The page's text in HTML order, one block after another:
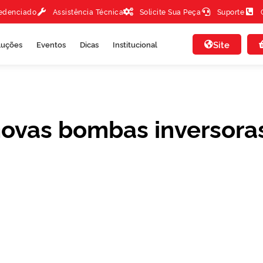
Assistência Técnica Solicite Sua Peça Suporte
Eventos Dicas Institucional Site
bombas